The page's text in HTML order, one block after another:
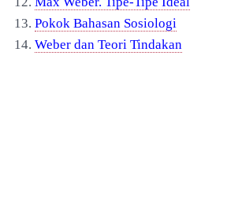
13. Pokok Bahasan Sosiologi
14. Weber dan Teori Tindakan